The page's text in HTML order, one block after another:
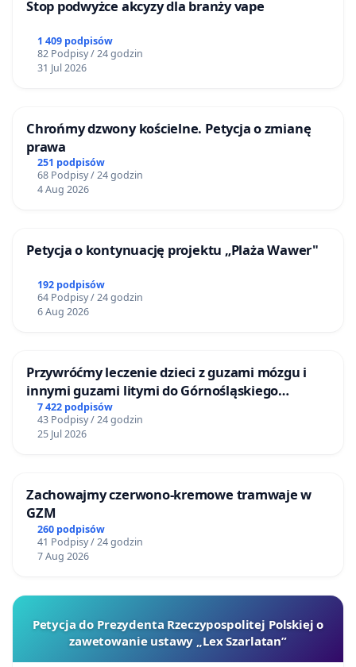
Stop podwyżce akcyzy dla branży vape
1 409 podpisów
82 Podpisy / 24 godzin
31 Jul 2026
Chrońmy dzwony kościelne. Petycja o zmianę
prawa
251 podpisów
68 Podpisy / 24 godzin
4 Aug 2026
Petycja o kontynuację projektu „Plaża Wawer"
192 podpisów
64 Podpisy / 24 godzin
6 Aug 2026
Przywróćmy leczenie dzieci z guzami mózgu i
innymi guzami litymi do Górnośląskiego
Centrum Zdrowia Dziecka w Katowicach
7 422 podpisów
43 Podpisy / 24 godzin
25 Jul 2026
Zachowajmy czerwono-kremowe tramwaje w
GZM
260 podpisów
41 Podpisy / 24 godzin
7 Aug 2026
Petycja do Prezydenta Rzeczypospolitej Polskiej o
zawetowanie ustawy „Lex Szarlatan”